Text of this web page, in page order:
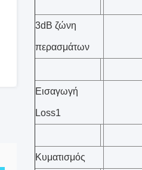
3dB ζώνη
περασμάτων
Εισαγωγή
Loss1
Κυματισμός